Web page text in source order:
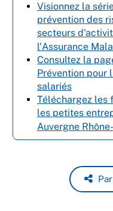
Visionnez la
prévention des
secteurs
l'Assurance
Consultez la
Prévention pour
salariés
Téléchargez les
les petites
Auvergne